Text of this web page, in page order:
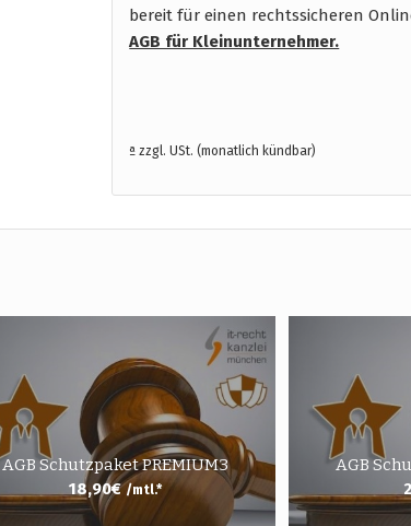
bereit für einen rechtssicheren
AGB für Kleinunternehmer.
ª zzgl. USt. (monatlich kündbar)
AGB Schutzpaket PREMIUM3
18,90€ /mtl.*
AGB